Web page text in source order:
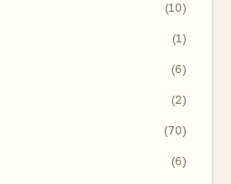
(10)
(1)
(6)
(2)
(70)
(6)